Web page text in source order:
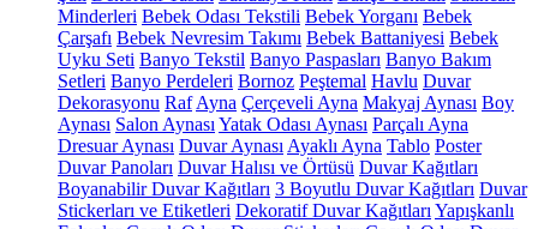
Minderleri Bebek Odası Tekstili Bebek Yorganı Bebek
Çarşafı Bebek Nevresim Takımı Bebek Battaniyesi Bebek
Uyku Seti Banyo Tekstil Banyo Paspasları Banyo Bakım
Setleri Banyo Perdeleri Bornoz Peştemal Havlu Duvar
Dekorasyonu Raf Ayna Çerçeveli Ayna Makyaj Aynası Boy
Aynası Salon Aynası Yatak Odası Aynası Parçalı Ayna
Dresuar Aynası Duvar Aynası Ayaklı Ayna Tablo Poster
Duvar Panoları Duvar Halısı ve Örtüsü Duvar Kağıtları
Boyanabilir Duvar Kağıtları 3 Boyutlu Duvar Kağıtları Duvar
Stickerları ve Etiketleri Dekoratif Duvar Kağıtları Yapışkanlı